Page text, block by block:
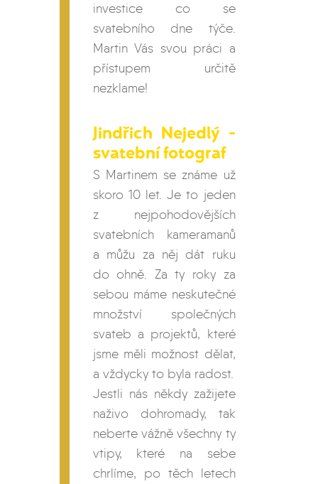
investice co se
svatebního dne týče.
Martin Vás svou práci a
přístupem určitě
nezklame!
Jindřich Nejedlý -
svatební fotograf
S Martinem se známe už
skoro 10 let. Je to jeden
z nejpohodovějších
svatebních kameramanů
a můžu za něj dát ruku
do ohně. Za ty roky za
sebou máme neskutečné
množství společných
svateb a projektů, které
jsme měli možnost dělat,
a vždycky to byla radost.
Jestli nás někdy zažijete
naživo dohromady, tak
neberte vážně všechny ty
vtipy, které na sebe
chrlíme, po těch letech